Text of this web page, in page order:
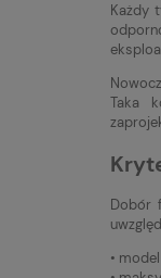
Każdy
Taka
Dobór
•